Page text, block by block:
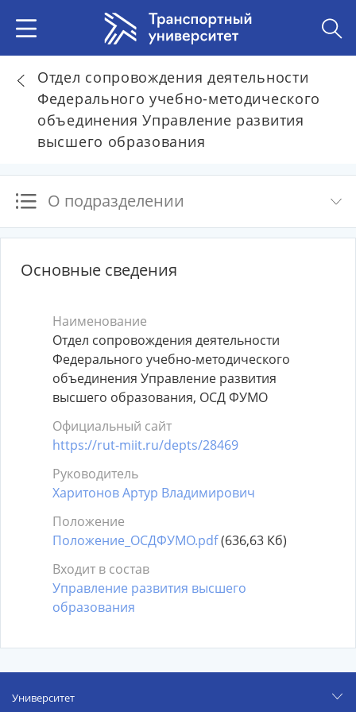
Отдел сопровождения деятельности
Федерального учебно-методического
объединения Управление развития
высшего образования
О подразделении
Основные сведения
Наименование
Отдел сопровождения деятельности
Федерального учебно-методического
объединения Управление развития
высшего образования, ОСД ФУМО
Официальный сайт
https://rut-miit.ru/depts/28469
Руководитель
Харитонов Артур Владимирович
Положение
Положение_ОСДФУМО.pdf(636,63 Кб)
Входит в состав
Управление развития высшего
образования
Университет